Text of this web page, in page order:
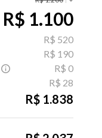
R$ 1.100
R$ 520
R$ 190
R$ 0
R$ 28
R$ 1.838